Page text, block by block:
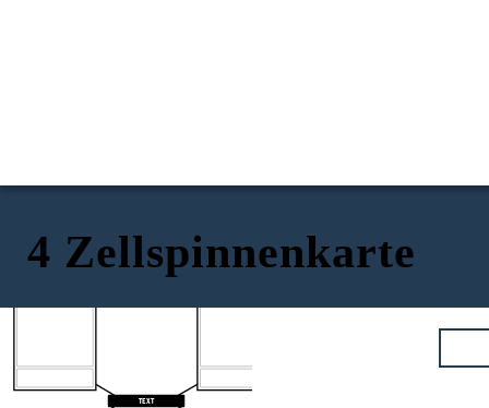
4 Zellspinnenkarte
TEXT